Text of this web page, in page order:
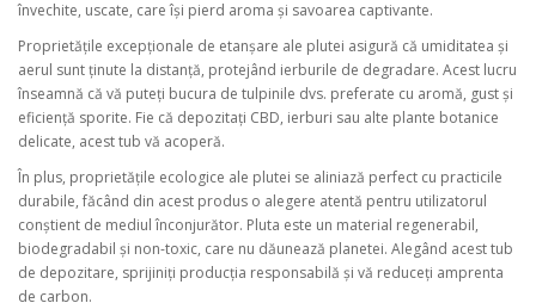
învechite, uscate, care își pierd aroma și savoarea captivante.
Proprietățile excepționale de etanșare ale plutei asigură că umiditatea și
aerul sunt ținute la distanță, protejând ierburile de degradare. Acest lucru
înseamnă că vă puteți bucura de tulpinile dvs. preferate cu aromă, gust și
eficiență sporite. Fie că depozitați CBD, ierburi sau alte plante botanice
delicate, acest tub vă acoperă.
În plus, proprietățile ecologice ale plutei se aliniază perfect cu practicile
durabile, făcând din acest produs o alegere atentă pentru utilizatorul
conștient de mediul înconjurător. Pluta este un material regenerabil,
biodegradabil și non-toxic, care nu dăunează planetei. Alegând acest tub
de depozitare, sprijiniți producția responsabilă și vă reduceți amprenta
de carbon.